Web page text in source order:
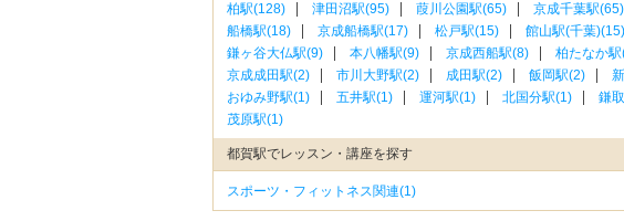
柏駅(128) 津田沼駅(95) 葭川公園駅(65) 京成千葉駅(65)
船橋駅(18)
京成船橋駅(17) 松戸駅(15) 館山駅(千葉)(15)
鎌ヶ谷大仏駅(9)
本八幡駅(9) 京成西船駅(8) 柏たなか
京成成田駅(2)
市川大野駅(2) 成田駅(2) 飯岡駅(2)
おゆみ野駅(1)
五井駅(1) 運河駅(1) 北国分駅(1) 鎌
茂原駅(1)
都賀駅でレッスン・講座を探す
スポーツ・フィットネス関連(1)